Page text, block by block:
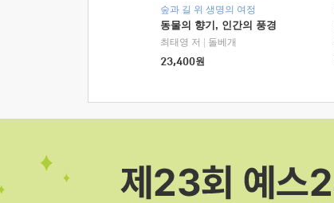
숲과 길 위 생명의 여정
동물의 향기, 인간의 풍경
최태영 저
돌베개
23,400원